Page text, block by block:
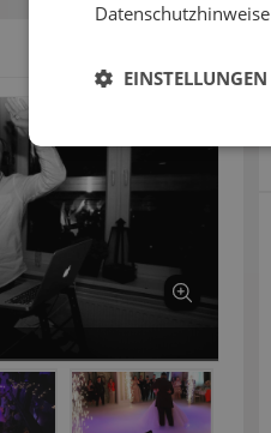
Datenschutzhinweise
EINSTELLUNGEN